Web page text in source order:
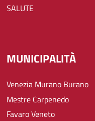
SALUTE
MUNICIPALITÀ
Venezia Murano Burano
Mestre Carpenedo
Favaro Veneto